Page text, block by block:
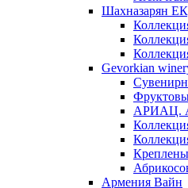
Шахназарян
Gevorkian
АРИАЦ.
Армения Вайн